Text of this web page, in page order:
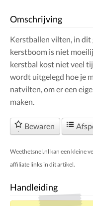
Omschrijving
Kerstballen vilten, in
kerstboom is niet
kerstbal kost niet veel
wordt uitgelegd hoe je
natvilten, om er een
maken.
Bewaren
Weethetsnel.nl kan een kleine
affiliate links in dit artikel.
Handleiding